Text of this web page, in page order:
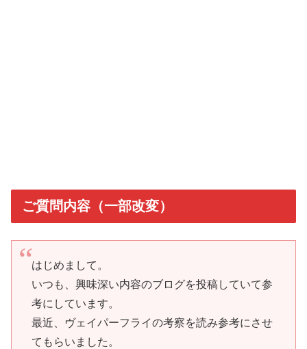
ご質問内容（一部改変）
はじめまして。
いつも、興味深い内容のブログを投稿していて参
考にしています。
最近、ヴェイパーフライの考察を読み参考にさせ
てもらいました。